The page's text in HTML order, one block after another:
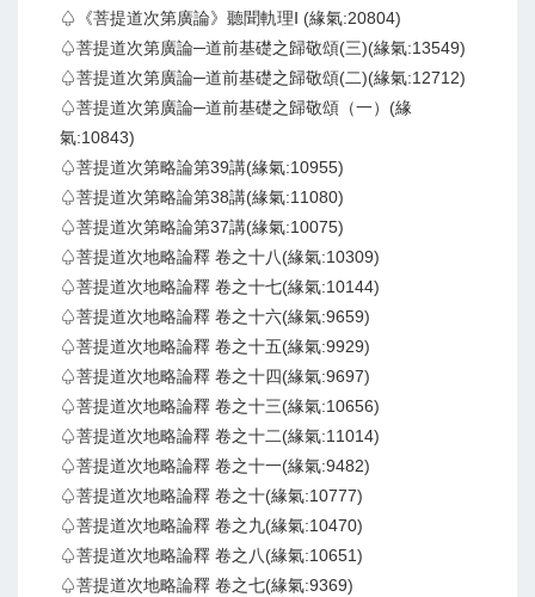
♤《菩提道次第廣論》聽聞軌理Ⅰ (緣氣:20804)
♤菩提道次第廣論─道前基礎之歸敬頌(三)(緣氣:13549)
♤菩提道次第廣論─道前基礎之歸敬頌(二)(緣氣:12712)
♤菩提道次第廣論─道前基礎之歸敬頌（一）(緣
氣:10843)
♤菩提道次第略論第39講(緣氣:10955)
♤菩提道次第略論第38講(緣氣:11080)
♤菩提道次第略論第37講(緣氣:10075)
♤菩提道次地略論釋 卷之十八(緣氣:10309)
♤菩提道次地略論釋 卷之十七(緣氣:10144)
♤菩提道次地略論釋 卷之十六(緣氣:9659)
♤菩提道次地略論釋 卷之十五(緣氣:9929)
♤菩提道次地略論釋 卷之十四(緣氣:9697)
♤菩提道次地略論釋 卷之十三(緣氣:10656)
♤菩提道次地略論釋 卷之十二(緣氣:11014)
♤菩提道次地略論釋 卷之十一(緣氣:9482)
♤菩提道次地略論釋 卷之十(緣氣:10777)
♤菩提道次地略論釋 卷之九(緣氣:10470)
♤菩提道次地略論釋 卷之八(緣氣:10651)
♤菩提道次地略論釋 卷之七(緣氣:9369)